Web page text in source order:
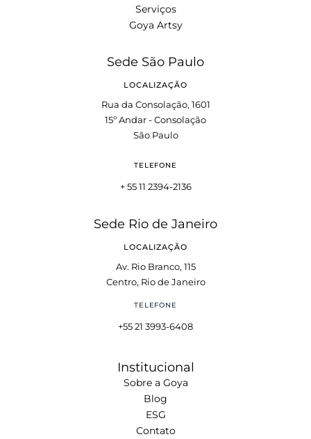
Serviços
Goya Artsy
Sede São Paulo
LOCALIZAÇÃO
Rua da Consolação, 1601
15º Andar - Consolação
São Paulo
TELEFONE
+ 55 11 2394-2136
Sede Rio de Janeiro
LOCALIZAÇÃO
Av. Rio Branco, 115
Centro, Rio de Janeiro
TELEFONE
+55 21 3993-6408
Institucional
Sobre a Goya
Blog
ESG
Contato